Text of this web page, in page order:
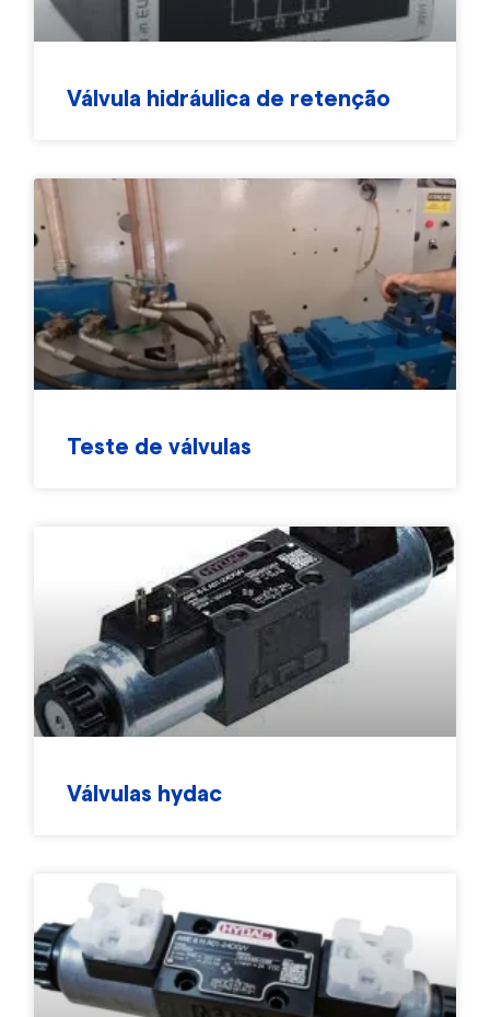
Válvula hidráulica de retenção
Teste de válvulas
Válvulas hydac